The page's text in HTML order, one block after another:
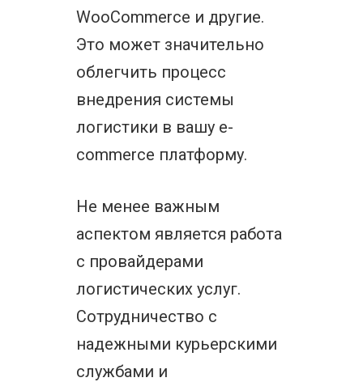
WooCommerce и другие.
Это может значительно
облегчить процесс
внедрения системы
логистики в вашу e-
commerce платформу.
Не менее важным
аспектом является работа
с провайдерами
логистических услуг.
Сотрудничество с
надежными курьерскими
службами и